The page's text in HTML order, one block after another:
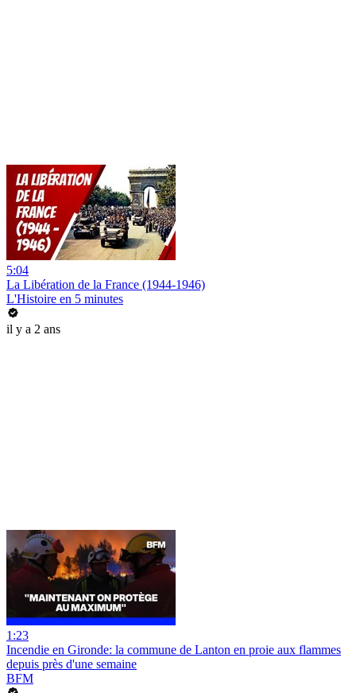
5:04
La Libération de la France (1944-1946)
L'Histoire en 5 minutes
il y a 2 ans
1:23
Incendie en Gironde: la commune de Lanton en proie aux flammes
depuis près d'une semaine
BFM